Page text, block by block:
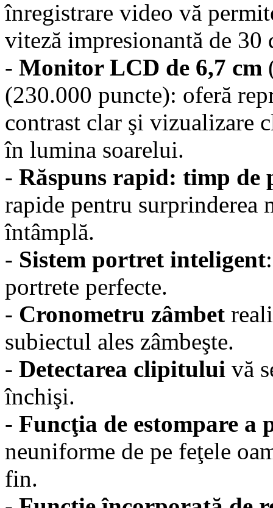
înregistrare video vă
viteză impresionantă de 30
- Monitor LCD de 6,7 cm
(230.000 puncte): oferă
contrast clar şi vizualizare
în lumina soarelui.
- Răspuns rapid: timp de
rapide pentru surprinderea
întâmplă.
- Sistem portret inteligent
portrete perfecte.
- Cronometru zâmbet
subiectul ales zâmbeşte.
- Detectarea clipitului vă
închişi.
- Funcţia de estompare a
neuniforme de pe feţele
fin.